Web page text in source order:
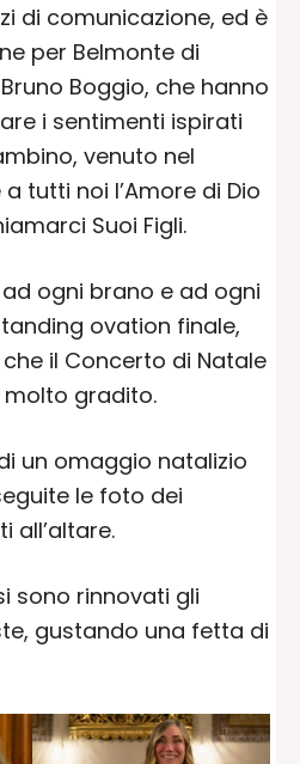
di comunicazione, ed è
per Belmonte di
Boggio, che hanno
i sentimenti ispirati
venuto nel
tutti noi l’Amore di Dio
Suoi Figli.
ogni brano e ad ogni
ovation finale,
il Concerto di Natale
gradito.
un omaggio natalizio
le foto dei
all’altare.
sono rinnovati gli
gustando una fetta di